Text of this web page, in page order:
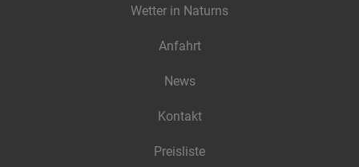
Wetter in Naturns
Anfahrt
News
Kontakt
Preisliste